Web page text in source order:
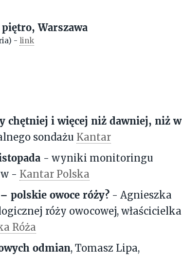
Warszawa
- link
chętniej i więcej niż dawniej, niż w
sondażu Kantar
- wyniki monitoringu
- Kantar Polska
polskie owoce róży? - Agnieszka
róży owocowej, właścicielka
Róża
odmian, Tomasz Lipa,